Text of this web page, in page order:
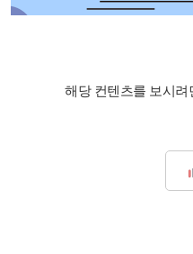
해당 컨텐츠를 보시려